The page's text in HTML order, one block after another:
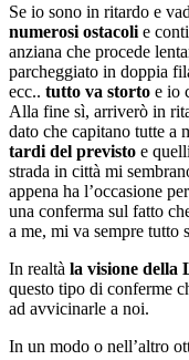
Se io sono in ritardo e
numerosi ostacoli e
anziana che procede
parcheggiato in doppia
ecc.. tutto va storto e io
Alla fine sì, arriverò in
dato che capitano tutte a
tardi del previsto e
strada in città mi
appena ha l’occasione
una conferma sul fatto
a me, mi va sempre tutto
In realtà la visione della
questo tipo di conferme
ad avvicinarle a noi.
In un modo o nell’altro